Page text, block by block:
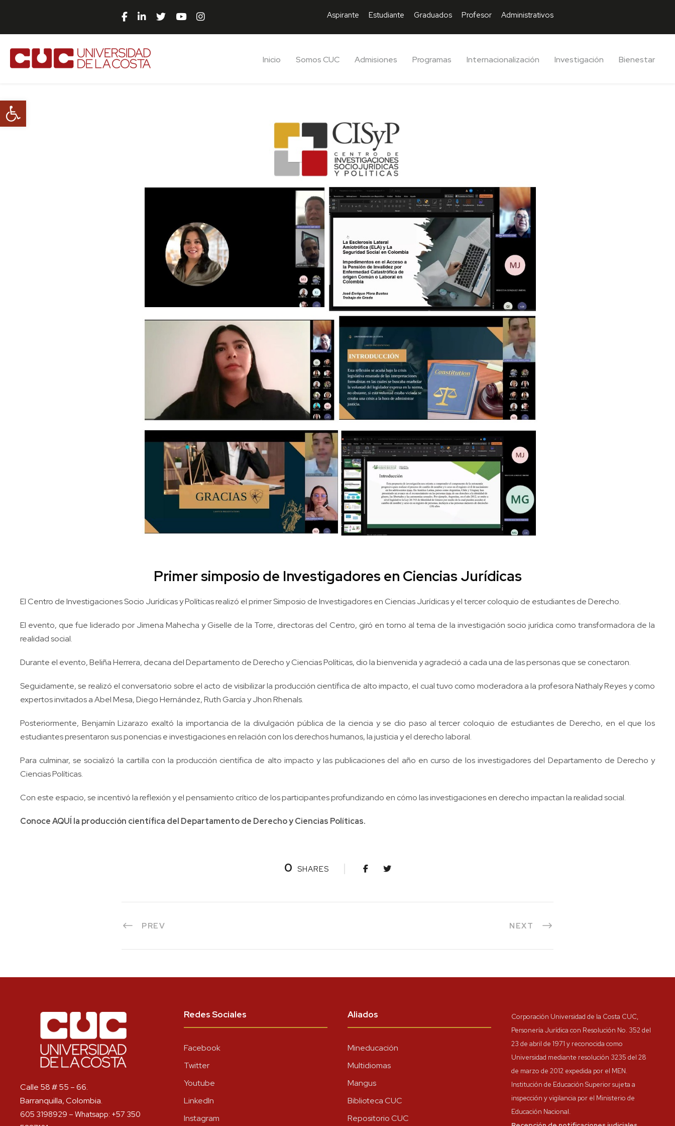
Abrir barra de herramientas
Aspirante Estudiante Graduados Profesor Administrativos
Inicio Somos CUC Admisiones Programas Internacionalización Investigación Bienestar
Primer simposio de Investigadores en Ciencias Jurídicas
El Centro de Investigaciones Socio Jurídicas y Políticas realizó el primer Simposio de Investigadores en Ciencias Jurídicas y el tercer coloquio de estudiantes de Derecho.
El evento, que fue liderado por Jimena Mahecha y Giselle de la Torre, directoras del Centro, giró en torno al tema de la investigación socio jurídica como transformadora de la
realidad social.
Durante el evento, Beliña Herrera, decana del Departamento de Derecho y Ciencias Políticas, dio la bienvenida y agradeció a cada una de las personas que se conectaron.
Seguidamente, se realizó el conversatorio sobre el acto de visibilizar la producción científica de alto impacto, el cual tuvo como moderadora a la profesora Nathaly Reyes y como
expertos invitados a Abel Mesa, Diego Hernández, Ruth García y Jhon Rhenals.
Posteriormente, Benjamín Lizarazo exaltó la importancia de la divulgación pública de la ciencia y se dio paso al tercer coloquio de estudiantes de Derecho, en el que los
estudiantes presentaron sus ponencias e investigaciones en relación con los derechos humanos, la justicia y el derecho laboral.
Para culminar, se socializó la cartilla con la producción científica de alto impacto y las publicaciones del año en curso de los investigadores del Departamento de Derecho y
Ciencias Políticas.
Con este espacio, se incentivó la reflexión y el pensamiento crítico de los participantes profundizando en cómo las investigaciones en derecho impactan la realidad social.
Conoce AQUÍ la producción científica del Departamento de Derecho y Ciencias Políticas.
0 SHARES
PREV NEXT
Calle 58 # 55 – 66.
Barranquilla, Colombia.
605 3198929 – Whatsapp: +57 350
Redes Sociales
Facebook
Twitter
Youtube
LinkedIn
Instagram
Aliados
Mineducación
Multidiomas
Mangus
Biblioteca CUC
Repositorio CUC
Corporación Universidad de la Costa CUC,
Personería Jurídica con Resolución No. 352 del
23 de abril de 1971 y reconocida como
Universidad mediante resolución 3235 del 28
de marzo de 2012 expedida por el MEN.
Institución de Educación Superior sujeta a
inspección y vigilancia por el Ministerio de
Educación Nacional.